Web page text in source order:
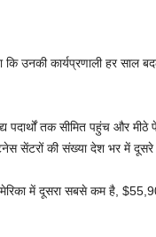
कि उनकी कार्यप्रणाली हर साल
तक सीमित पहुंच और मीठे
सेंटरों की संख्या देश भर में
में दूसरा सबसे कम है,